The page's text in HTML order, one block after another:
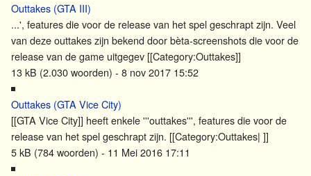
Outtakes (GTA III)
...', features die voor de release van het spel geschrapt zijn. Veel
van dezeouttakeszijn bekend door bèta-screenshots die voor de
release van de game uitgegev [[Category:Outtakes]]
13 kB (2.030 woorden) - 8 nov 2017 15:52
Outtakes (GTA Vice City)
[[GTA Vice City]] heeft enkele '''outtakes''', features die voor de
release van het spel geschrapt zijn. [[Category:Outtakes| ]]
5 kB (784 woorden) - 11 Mei 2016 17:11